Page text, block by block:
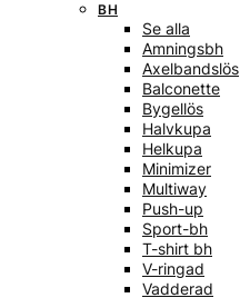
BH
Se alla
Amningsbh
Axelbandslös
Balconette
Bygellös
Halvkupa
Helkupa
Minimizer
Multiway
Push-up
Sport-bh
T-shirt bh
V-ringad
Vadderad